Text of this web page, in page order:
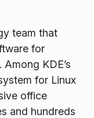
team that
for
KDE’s
for Linux
office
and hundreds